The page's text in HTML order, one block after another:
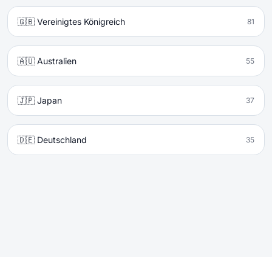
🇬🇧 Vereinigtes Königreich 81
🇦🇺 Australien 55
🇯🇵 Japan 37
🇩🇪 Deutschland 35